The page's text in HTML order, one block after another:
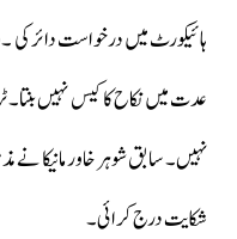
ہائیکورٹ میں درخواست دائر
عدت میں نکاح کا کیس نہیں بنتا۔
نہیں۔ سابق شوہر خاور مانیکا نے
شکایت درج کرائی۔